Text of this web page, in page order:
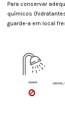
Para conservar
químicos
guarde-a em local